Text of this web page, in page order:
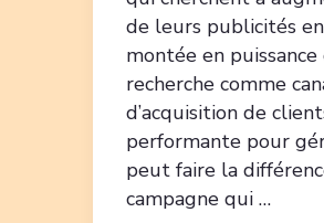
de leurs publicités
montée en
recherche comme
d’acquisition de
performante pour
peut faire la
campagne qui …